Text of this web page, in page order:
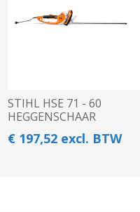
STIHL HSE 71 - 60
HEGGENSCHAAR
€ 197,52 excl. BTW